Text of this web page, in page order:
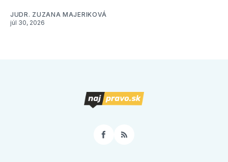
JUDR. ZUZANA MAJERIKOVÁ
júl 30, 2026
Facebook
RSS